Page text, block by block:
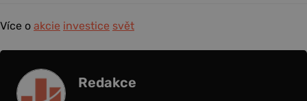
Více o akcie investice svět
Redakce